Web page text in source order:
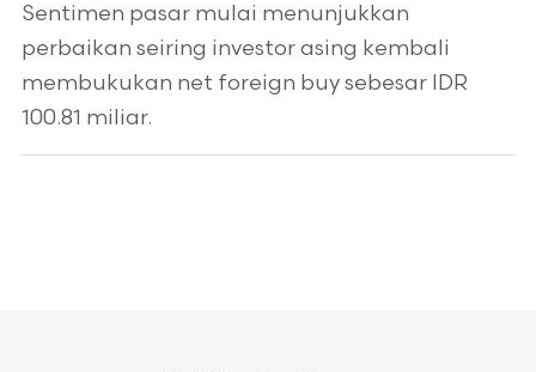
Sentimen pasar mulai menunjukkan
perbaikan seiring investor asing kembali
membukukan net foreign buy sebesar IDR
100.81 miliar.